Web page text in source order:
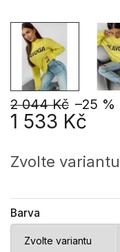
2 044 Kč –25 %
1 533 Kč
cena:
Zvolte variantu
Barva